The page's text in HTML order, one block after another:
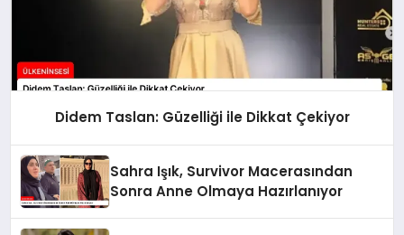
Didem Taslan: Güzelliği ile Dikkat Çekiyor
Sahra Işık, Survivor Macerasından
Sonra Anne Olmaya Hazırlanıyor